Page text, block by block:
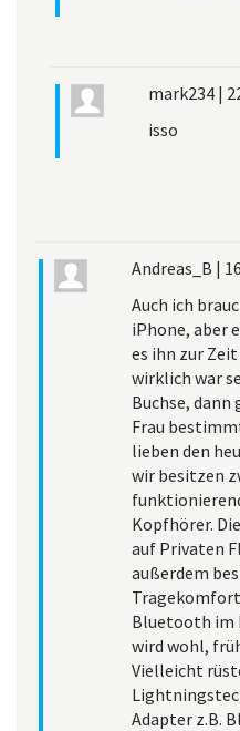
mark234 |
isso
Andreas_B |
Auch ich
iPhone, aber
es ihn zur
wirklich war
Buchse,
Frau
lieben den
wir besitzen
Kopfhörer.
auf Privaten
außerdem
Bluetooth im
wird wohl,
Vielleicht
Adapter z.B.